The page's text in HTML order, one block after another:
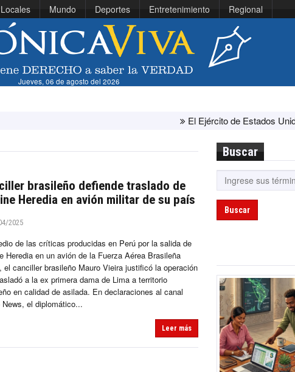
Locales Mundo Deportes Entretenimiento Regional
Jueves, 06 de agosto del 2026
El Ejército de Estados Unidos ha
brasileño defiende traslado de
Heredia en avión militar de su país
2025
de las críticas producidas en Perú por la salida de
Heredia en un avión de la Fuerza Aérea Brasileña
el canciller brasileño Mauro Vieira justificó la operación
a la ex primera dama de Lima a territorio
en calidad de asilada. En declaraciones al canal
News, el diplomático...
Leer más
Buscar
Buscar